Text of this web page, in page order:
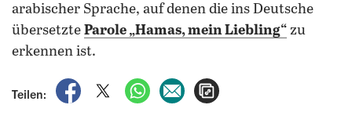
arabischer Sprache, auf denen die ins Deutsche
übersetzte Parole „Hamas, mein Liebling“ zu
erkennen ist.
Teilen:
auf Facebook teilen
auf X teilenper WhatsApp teilen
per E-Mail teilen